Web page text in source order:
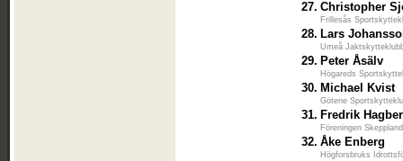
27. Christopher
Frillesås
28. Lars
Umeå
29. Peter Åsälv
Högareds
30. Michael Kvist
Götene
31. Fredrik
Föreningen
32. Åke Enberg
Högforsbruks